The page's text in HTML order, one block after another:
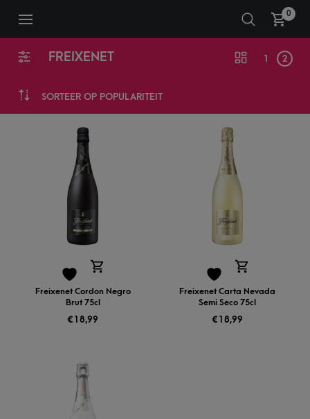
0
FREIXENET
SORTEER OP POPULARITEIT
1 2
Freixenet Cordon Negro
Brut 75cl
€ 18,99
Freixenet Carta Nevada
Semi Seco 75cl
€ 18,99